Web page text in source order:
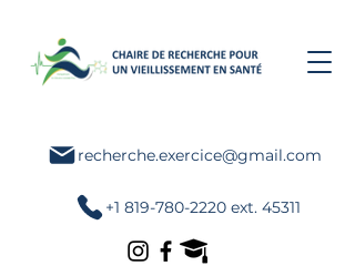
recherche.exercice@gmail.com
+1 819-780-2220 ext. 45311